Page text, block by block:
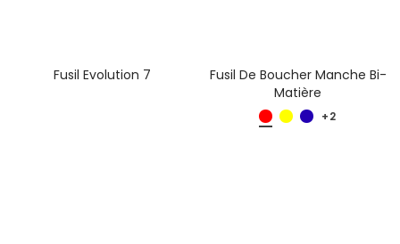
Fusil Evolution 7
Fusil De Boucher Manche Bi-
Matière
+2